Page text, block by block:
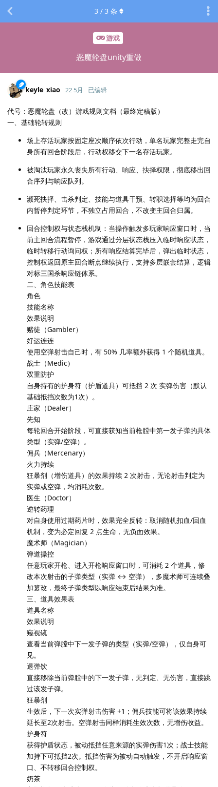
游戏
恶魔轮盘unity重做
3 / 3 条
keyle_xiao 22 5月 已编辑
代号：恶魔轮盘（改）游戏规则文档（最终定稿版）
一、基础轮转规则
场上存活玩家按固定座次顺序依次行动，单名玩家完整走完自
身所有回合阶段后，行动权移交下一名存活玩家。
被淘汰玩家永久丧失所有行动、响应、抉择权限，彻底移出回
合序列与响应队列。
濒死抉择、击杀判定、技能与道具干预、转职选择等均为回合
内暂停判定环节，不独立占用回合，不改变主回合归属。
回合控制权与状态栈机制：当操作触发多玩家响应窗口时，当
前主回合流程暂停，游戏通过分层状态栈压入临时响应状态，
临时转移行动询问权；所有响应结算完毕后，弹出临时状态，
控制权返回原主回合断点继续执行，支持多层嵌套结算，逻辑
对标三国杀响应链体系。
二、角色技能表
角色
技能名称
效果说明
赌徒（Gambler）
好运连连
使用空弹射击自己时，有 50% 几率额外获得 1 个随机道具。
战士（Medic）
双重防护
自身持有的护身符（护盾道具）可抵挡 2 次 实弹伤害（默认
基础抵挡次数为1次）。
庄家（Dealer）
先知
每轮回合开始阶段，可直接获知当前枪膛中第一发子弹的具体
类型（实弹/空弹）。
佣兵（Mercenary）
火力持续
狂暴剂（增伤道具）的效果持续 2 次射击，无论射击判定为
实弹或空弹，均消耗次数。
医生（Doctor）
逆转药理
对自身使用过期药片时，效果完全反转：取消随机扣血/回血
机制，变为必定回复 2 点生命，无负面效果。
魔术师（Magician）
弹道操控
任意玩家开枪、进入开枪响应窗口时，可消耗 2 个道具，修
改本次射击的子弹类型（实弹 ↔ 空弹），多魔术师可连续叠
加篡改，最终子弹类型以响应结束后结果为准。
三、道具效果表
道具名称
效果说明
窥视镜
查看当前弹膛中下一发子弹的类型（实弹/空弹），仅自身可
见。
退弹饮
直接移除当前弹膛中的下一发子弹，无判定、无伤害，直接跳
过该发子弹。
狂暴剂
生效后，下一次实弹射击伤害 +1；佣兵技能可将该效果持续
延长至2次射击。空弹射击同样消耗生效次数，无增伤收益。
护身符
获得护盾状态，被动抵挡任意来源的实弹伤害1次；战士技能
加持下可抵挡2次。抵挡伤害为被动自动触发，不开启响应窗
口、不转移回合控制权。
奶茶